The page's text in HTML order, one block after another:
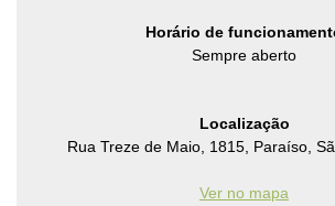
Horário de
Sempre aberto
Localização
Rua Treze de Maio, 1815, Paraíso,
Ver no mapa